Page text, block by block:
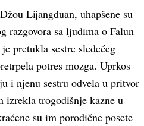
Lijangđuan, uhapšene su
razgovora sa ljudima o Falun
pretukla sestre sledećeg
potres mozga. Uprkos
i njenu sestru odvela u pritvor
izrekla trogodišnje kazne u
su im porodične posete